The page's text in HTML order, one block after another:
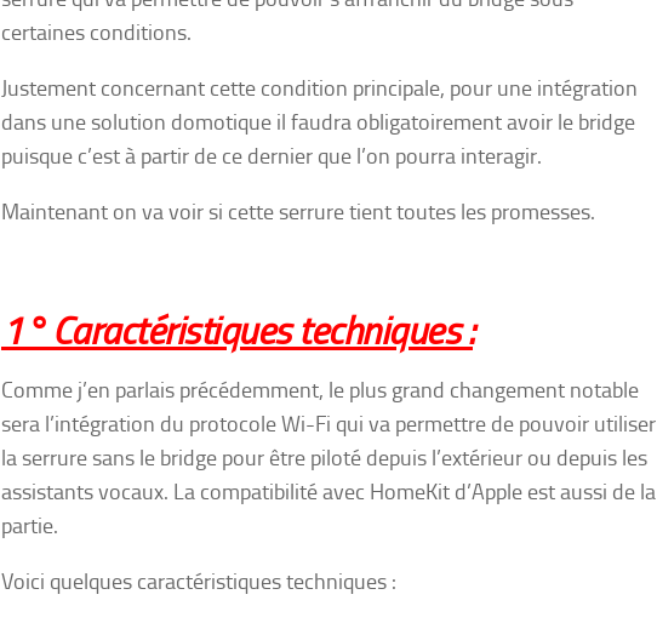
certaines conditions.
Justement concernant cette condition principale, pour une intégration
dans une solution domotique il faudra obligatoirement avoir le bridge
puisque c’est à partir de ce dernier que l’on pourra interagir.
Maintenant on va voir si cette serrure tient toutes les promesses.
1° Caractéristiques techniques :
Comme j’en parlais précédemment, le plus grand changement notable
sera l’intégration du protocole Wi-Fi qui va permettre de pouvoir utiliser
la serrure sans le bridge pour être piloté depuis l’extérieur ou depuis les
assistants vocaux. La compatibilité avec HomeKit d’Apple est aussi de la
partie.
Voici quelques caractéristiques techniques :